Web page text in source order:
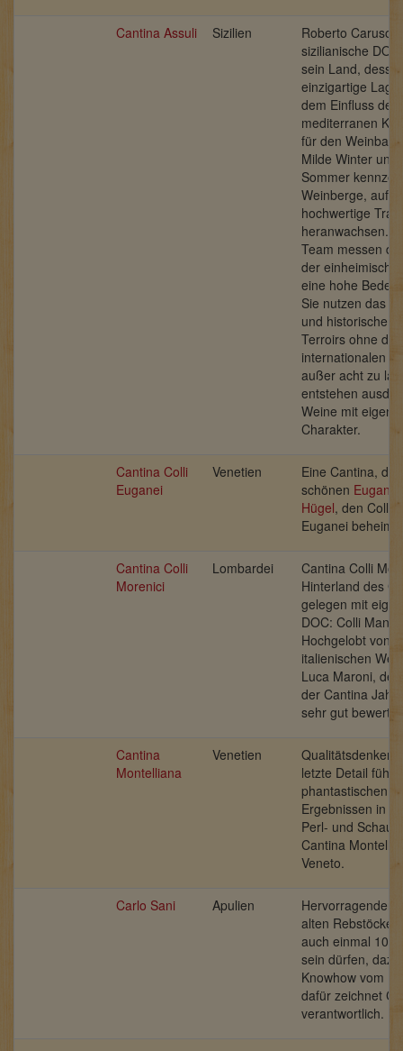
Cantina Assuli Sizilien
Roberto Caruso
sizilianische
sein Land,
einzigartige Lage
dem Einfluss des
mediterranen
für den Weinbau
Milde Winter und
Sommer
Weinberge, auf
hochwertige
heranwachsen.
Team messen
der
eine hohe
Sie nutzen das
und historische
Terroirs ohne die
internationalen
außer acht zu
entstehen
Weine mit
Charakter.
Cantina Colli
Euganei
Venetien
Eine Cantina, die
schönen
Hügel, den Colli
Euganei
Cantina Colli
Morenici
Lombardei
Cantina Colli
Hinterland des
gelegen mit
DOC: Colli
Hochgelobt von
italienischen
Luca Maroni, der
der Cantina Jahr
sehr gut
Cantina
Montelliana
Venetien
Qualitätsdenken
letzte Detail
phantastischen
Ergebnissen in
Perl- und
Cantina
Veneto.
Carlo Sani Apulien
Hervorragenden
alten
auch einmal 100
sein dürfen,
Knowhow vom
dafür zeichnet
verantwortlich.